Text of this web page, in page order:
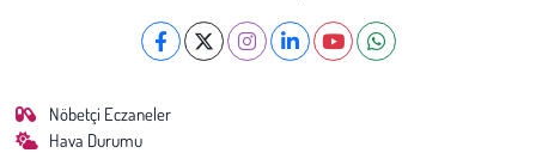
Nöbetçi Eczaneler
Hava Durumu